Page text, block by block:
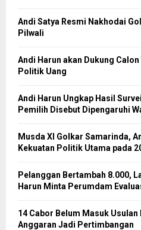
Andi Satya Resmi Nakhodai
Pilwali
Andi Harun akan Dukung
Politik Uang
Andi Harun Ungkap Hasil
Pemilih Disebut Dipengaruhi
Musda XI Golkar Samarinda,
Kekuatan Politik Utama pada
Pelanggan Bertambah 8.000,
Harun Minta Perumdam
14 Cabor Belum Masuk
Anggaran Jadi Pertimbangan